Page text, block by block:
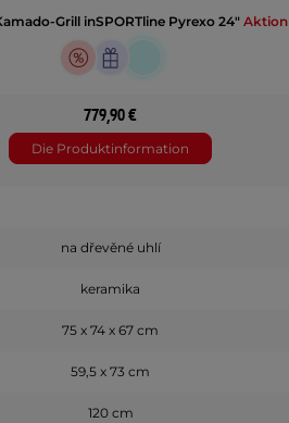
Grill inSPORTline Pyrexo 24"Aktion
779,90 €
Die Produktinformation
na dřevěné uhlí
keramika
75 x 74 x 67 cm
59,5 x 73 cm
120 cm